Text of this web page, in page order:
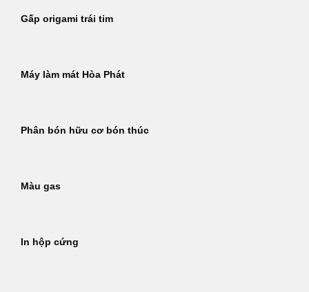
Gấp origami trái tim
Máy làm mát Hòa Phát
Phân bón hữu cơ bón thúc
Màu gas
In hộp cứng